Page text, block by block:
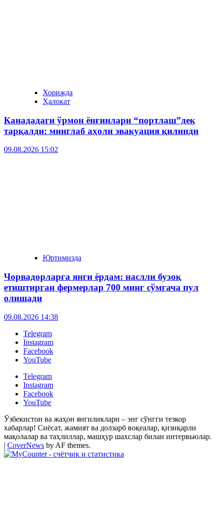
Хорижда
Ҳалокат
Канададаги ўрмон ёнғинлари “портлаш”дек
тарқалди: минглаб аҳоли эвакуация қилинди
09.08.2026 15:02
Юртимизда
Чорвадорларга янги ёрдам: наслли бузоқ
етиштирган фермерлар 700 минг сўмгача пул
олишади
09.08.2026 14:38
Telegram
Instagram
Facebook
YouTube
Telegram
Instagram
Facebook
YouTube
Ўзбекистон ва жаҳон янгиликлари – энг сўнгги тезкор
хабарлар! Сиёсат, жамият ва долзарб воқеалар, қизиқарли
мақолалар ва таҳлиллар, машҳур шахслар билан интервьюлар.
| CoverNews by AF themes.